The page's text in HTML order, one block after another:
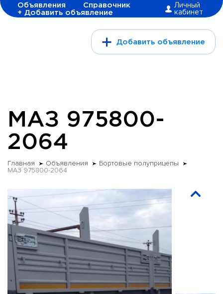
Объявления
Справочник
+ Добавить объявление
Личный
кабинет
Добавить объявление
МАЗ 975800-
2064
Главная Объявления
Бортовые полуприцепы
МАЗ 975800-2064